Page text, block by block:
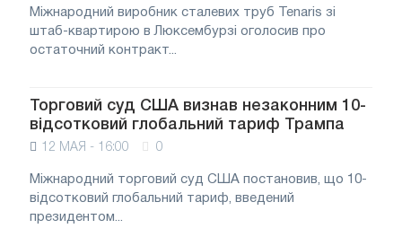
Міжнародний виробник сталевих труб Tenaris зі
штаб-квартирою в Люксембурзі оголосив про
остаточний контракт...
Торговий суд США визнав незаконним 10-
відсотковий глобальний тариф Трампа
12 МАЯ - 16:00 0
Міжнародний торговий суд США постановив, що 10-
відсотковий глобальний тариф, введений
президентом...